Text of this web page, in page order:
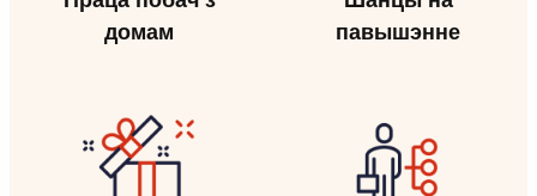
домам
павышэнне